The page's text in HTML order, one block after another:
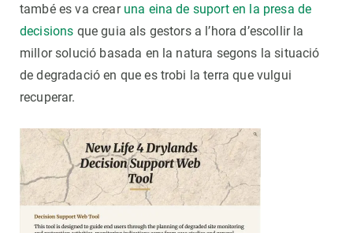
també es va crear una eina de suport en la presa de
decisions que guia als gestors a l’hora d’escollir la
millor solució basada en la natura segons la situació
de degradació en que es trobi la terra que vulgui
recuperar.